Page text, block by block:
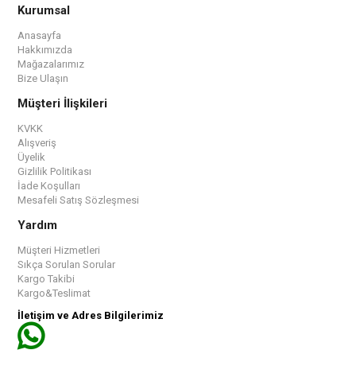
Kurumsal
Anasayfa
Hakkımızda
Mağazalarımız
Bize Ulaşın
Müşteri İlişkileri
KVKK
Alışveriş
Üyelik
Gizlilik Politikası
İade Koşulları
Mesafeli Satış Sözleşmesi
Yardım
Müşteri Hizmetleri
Sıkça Sorulan Sorular
Kargo Takibi
Kargo&Teslimat
İletişim ve Adres Bilgilerimiz